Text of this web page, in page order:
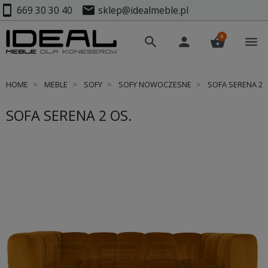
smartphone 669 30 30 40 mail sklep@idealmeble.pl
search person shopping_basket
0 menu
HOME MEBLE SOFY SOFY NOWOCZESNE SOFA SERENA 2
SOFA SERENA 2 OS.